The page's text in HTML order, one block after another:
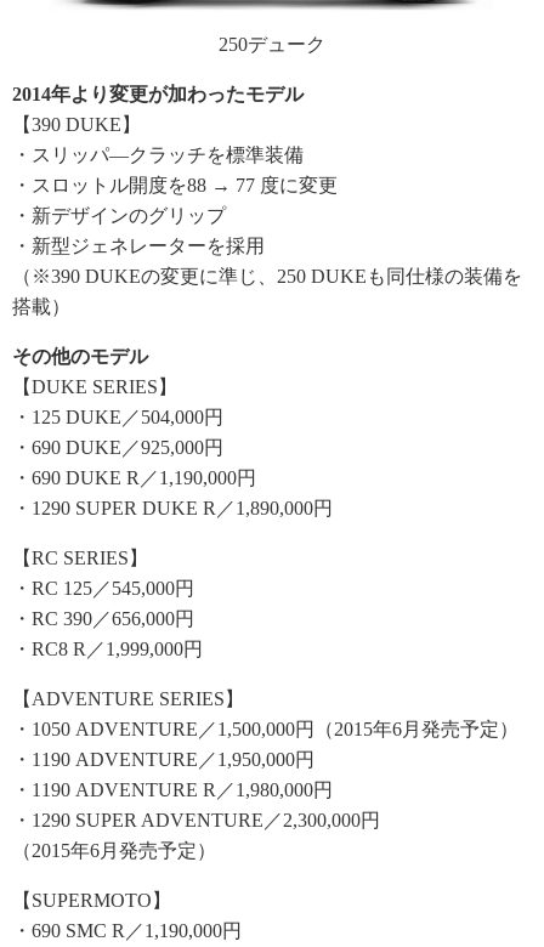
250デューク
2014年より変更が加わったモデル
【390 DUKE】
・スリッパ―クラッチを標準装備
・スロットル開度を88 → 77 度に変更
・新デザインのグリップ
・新型ジェネレーターを採用
（※390 DUKEの変更に準じ、250 DUKEも同仕様の装備を
搭載）
その他のモデル
【DUKE SERIES】
・125 DUKE／504,000円
・690 DUKE／925,000円
・690 DUKE R／1,190,000円
・1290 SUPER DUKE R／1,890,000円
【RC SERIES】
・RC 125／545,000円
・RC 390／656,000円
・RC8 R／1,999,000円
【ADVENTURE SERIES】
・1050 ADVENTURE／1,500,000円（2015年6月発売予定）
・1190 ADVENTURE／1,950,000円
・1190 ADVENTURE R／1,980,000円
・1290 SUPER ADVENTURE／2,300,000円
（2015年6月発売予定）
【SUPERMOTO】
・690 SMC R／1,190,000円